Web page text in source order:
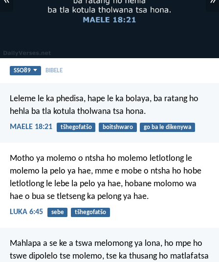
SSO89 BIBELE
Leleme le ka phedisa, hape le ka bolaya, ba ratang ho
hehla ba tla kotula tholwana tsa hona.
MAELE 18:21 tšhegofatšo boitshwaro go ba le dikenywa
Motho ya molemo o ntsha ho molemo letlotlong le
molemo la pelo ya hae, mme e mobe o ntsha ho hobe
letlotlong le lebe la pelo ya hae, hobane molomo wa
hae o bua se tletseng ka pelong ya hae.
LUKA 6:45 sebe tšhegofatšo
Mahlapa a se ke a tswa melomong ya lona, ho mpe ho
tswe dipolelo tse molemo, tse ka thusang ho matlafatsa